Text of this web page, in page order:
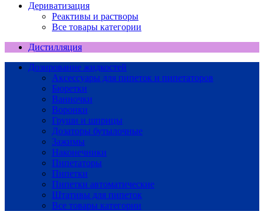
Дериватизация
Реактивы и растворы
Все товары категории
Дистилляция
Дозирование жидкостей
Аксессуары для пипеток и пипетаторов
Бюретки
Ванночки
Воронки
Груши и шприцы
Дозаторы бутылочные
Зажимы
Наконечники
Пипетаторы
Пипетки
Пипетки автоматические
Штативы для пипеток
Все товары категории